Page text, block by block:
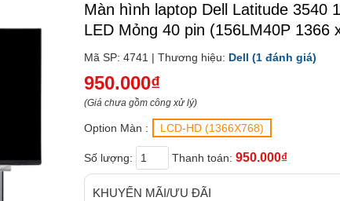
Màn hình laptop Dell Latitude 3540
LED Mỏng 40 pin (156LM40P 1366
Mã SP: 4741 | Thương hiệu: Dell (1 đánh giá)
950.000₫
(Giá chưa gồm công xử lý)
Option Màn : LCD-HD (1366X768)
Số lượng: Thanh toán: 950.000₫
KHUYẾN MÃI/ƯU ĐÃI